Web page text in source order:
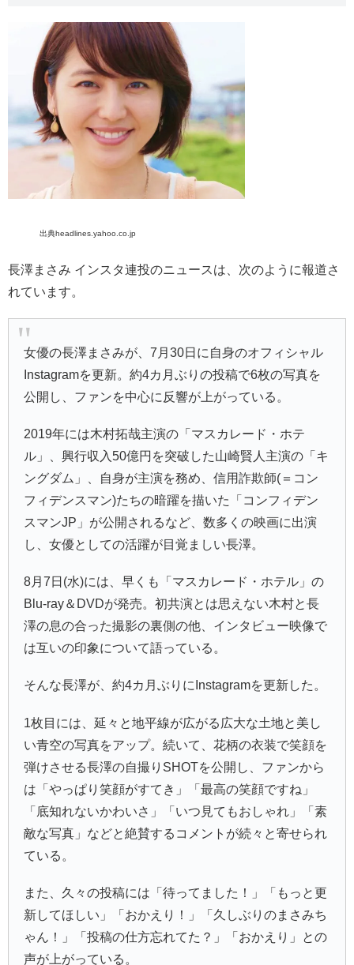
出典headlines.yahoo.co.jp
長澤まさみ インスタ連投のニュースは、次のように報道さ
れています。
女優の長澤まさみが、7月30日に自身のオフィシャル
Instagramを更新。約4カ月ぶりの投稿で6枚の写真を
公開し、ファンを中心に反響が上がっている。
2019年には木村拓哉主演の「マスカレード・ホテ
ル」、興行収入50億円を突破した山崎賢人主演の「キ
ングダム」、自身が主演を務め、信用詐欺師(＝コン
フィデンスマン)たちの暗躍を描いた「コンフィデン
スマンJP」が公開されるなど、数多くの映画に出演
し、女優としての活躍が目覚ましい長澤。
8月7日(水)には、早くも「マスカレード・ホテル」の
Blu-ray＆DVDが発売。初共演とは思えない木村と長
澤の息の合った撮影の裏側の他、インタビュー映像で
は互いの印象について語っている。
そんな長澤が、約4カ月ぶりにInstagramを更新した。
1枚目には、延々と地平線が広がる広大な土地と美し
い青空の写真をアップ。続いて、花柄の衣装で笑顔を
弾けさせる長澤の自撮りSHOTを公開し、ファンから
は「やっぱり笑顔がすてき」「最高の笑顔ですね」
「底知れないかわいさ」「いつ見てもおしゃれ」「素
敵な写真」などと絶賛するコメントが続々と寄せられ
ている。
また、久々の投稿には「待ってました！」「もっと更
新してほしい」「おかえり！」「久しぶりのまさみち
ゃん！」「投稿の仕方忘れてた？」「おかえり」との
声が上がっている。